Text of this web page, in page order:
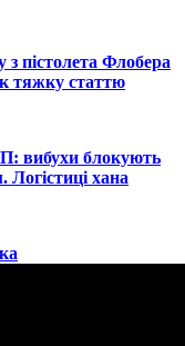
пістолета Флобера
тяжку статтю
вибухи блокують
хана